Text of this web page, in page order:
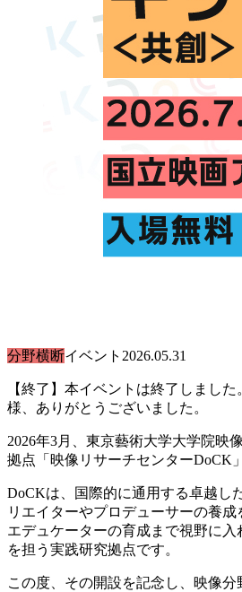
分野横断イベント 2026.05.31
【終了】本イベントは終了しまし
様、ありがとうございました。
2026年3月、東京藝術大学大学院映
拠点「映像リサーチセンターDoCK
DoCKは、国際的に通用する卓越し
リエイターやプロデューサーの養
エデュケーターの育成まで視野に
を担う実践研究拠点です。
この度、その開設を記念し、映像